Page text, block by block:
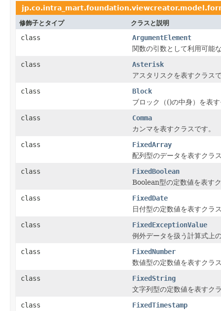
修飾子とタイプ クラスと説明
class
ArgumentElement
関数の引数として利用可能
class
Asterisk
アスタリスクを表すクラス
class
Block
ブロック（()の中身）を表
class
Comma
カンマを表すクラスです。
class
FixedArray
配列型のデータを表すクラ
class
FixedBoolean
Boolean型の定数値を表す
class
FixedDate
日付型の定数値を表すクラ
class
FixedExceptionValue
例外データを扱う計算式上
class
FixedNumber
数値型の定数値を表すクラ
class
FixedString
文字列型の定数値を表すク
class
FixedTimestamp